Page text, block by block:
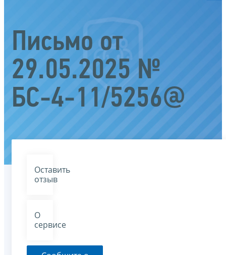
Письмо от
29.05.2025 №
БС-4-11/5256@
Оставить
отзыв
О
сервисе